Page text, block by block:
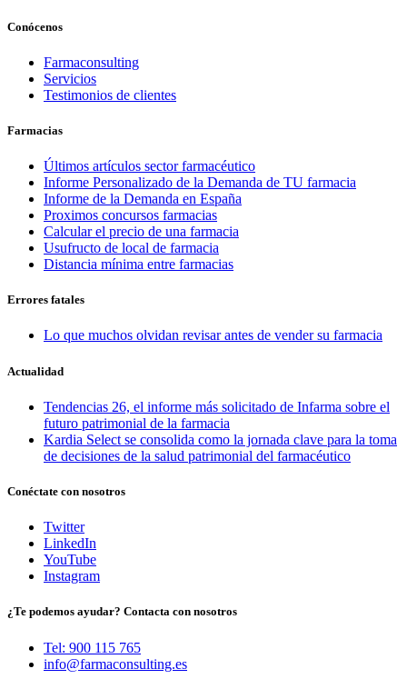
Conócenos
Farmaconsulting
Servicios
Testimonios de clientes
Farmacias
Últimos artículos sector farmacéutico
Informe Personalizado de la Demanda de TU farmacia
Informe de la Demanda en España
Proximos concursos farmacias
Calcular el precio de una farmacia
Usufructo de local de farmacia
Distancia mínima entre farmacias
Errores fatales
Lo que muchos olvidan revisar antes de vender su farmacia
Actualidad
Tendencias 26, el informe más solicitado de Infarma sobre el
futuro patrimonial de la farmacia
Kardia Select se consolida como la jornada clave para la toma
de decisiones de la salud patrimonial del farmacéutico
Conéctate con nosotros
Twitter
LinkedIn
YouTube
Instagram
¿Te podemos ayudar? Contacta con nosotros
Tel: 900 115 765
info@farmaconsulting.es